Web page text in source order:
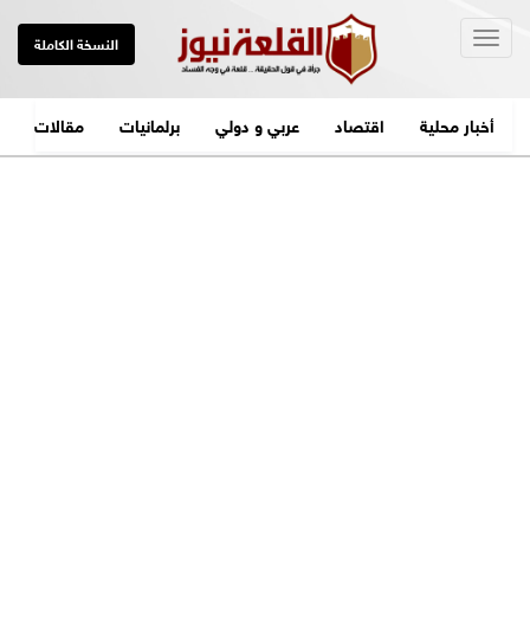
النسخة الكاملة
أخبار محلية اقتصاد عربي و دولي برلمانيات مقالات